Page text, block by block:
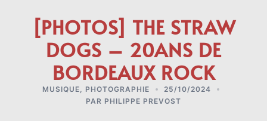
[PHOTOS] THE STRAW
DOGS – 20ANS DE
BORDEAUX ROCK
MUSIQUE PHOTOGRAPHIE
25/10/2024
PAR PHILIPPE PREVOST